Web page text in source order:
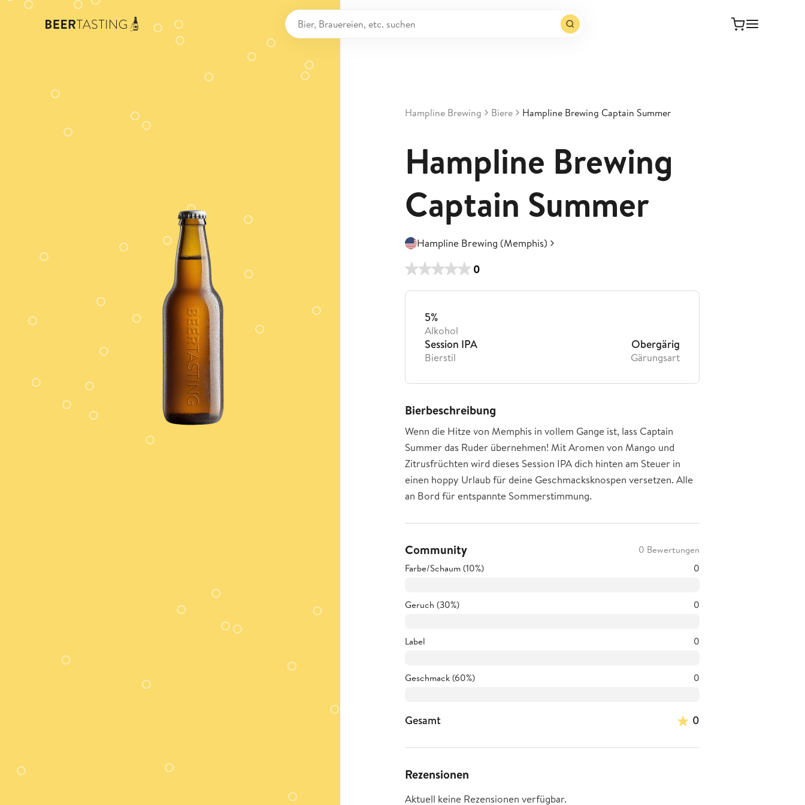
Hampline Brewing Biere Hampline Brewing Captain Summer
Hampline Brewing
Captain Summer
Hampline Brewing (Memphis)
0
5%
Alkohol
Session IPA
Bierstil
Obergärig
Gärungsart
Bierbeschreibung
Wenn die Hitze von Memphis in vollem Gange ist, lass Captain
Summer das Ruder übernehmen! Mit Aromen von Mango und
Zitrusfrüchten wird dieses Session IPA dich hinten am Steuer in
einen hoppy Urlaub für deine Geschmacksknospen versetzen. Alle
an Bord für entspannte Sommerstimmung.
Community
0 Bewertungen
Farbe/Schaum (10%)
0
Geruch (30%) 0
Label 0
Geschmack (60%) 0
Gesamt 0
Rezensionen
Aktuell keine Rezensionen verfügbar.